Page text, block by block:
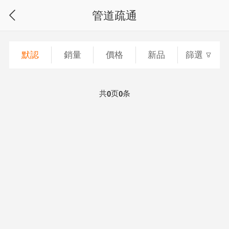
管道疏通
默認 銷量 價格 新品 篩選
共0页0条